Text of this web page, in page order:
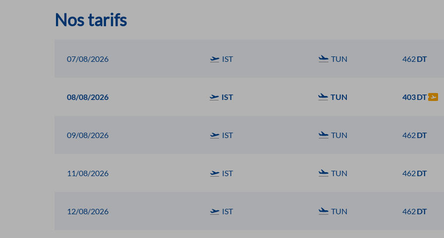
Nos tarifs
07/08/2026 IST TUN 462DT
08/08/2026 IST TUN 403DT
09/08/2026 IST TUN 462DT
11/08/2026 IST TUN 462DT
12/08/2026 IST TUN 462DT